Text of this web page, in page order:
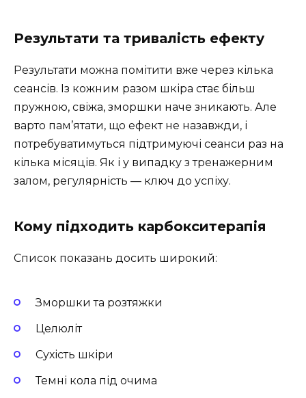
Результати та тривалість ефекту
Результати можна помітити вже через кілька
сеансів. Із кожним разом шкіра стає більш
пружною, свіжа, зморшки наче зникають. Але
варто пам’ятати, що ефект не назавжди, і
потребуватимуться підтримуючі сеанси раз на
кілька місяців. Як і у випадку з тренажерним
залом, регулярність — ключ до успіху.
Кому підходить карбокситерапія
Список показань досить широкий:
Зморшки та розтяжки
Целюліт
Сухість шкіри
Темні кола під очима